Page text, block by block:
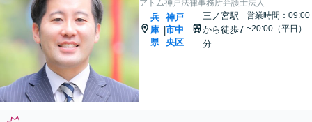
アトム神戸法律事務所弁護士法人
兵
庫
県
|
神戸
市中
央区
三ノ宮駅
から徒歩7
分
営業時間：09:00
~20:00（平日）